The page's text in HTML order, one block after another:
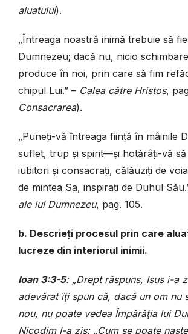
aluatului).
„Întreaga noastră inimă trebuie să
Dumnezeu; dacă nu, nicio
produce în noi, prin care să fim
chipul Lui.” – Calea către Hristos,
Consacrarea).
„Puneți-vă întreaga ființă în mâinile
suflet, trup și spirit—și hotărâți-vă să
iubitori și consacrați, călăuziți de
de mintea Sa, inspirați de Duhul
ale lui Dumnezeu, pag. 105.
b. Descrieți procesul prin care
lucreze din interiorul inimii.
Ioan 3:3-5: „Drept răspuns, Isus i-a
adevărat îţi spun că, dacă un om nu
nou, nu poate vedea Împărăţia lui
Nicodim I-a zis: „Cum se poate